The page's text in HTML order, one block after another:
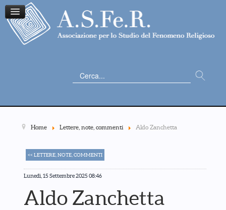
Cerca...
Home Lettere, note, commenti Aldo Zanchetta
<< LETTERE, NOTE, COMMENTI
Lunedì, 15 Settembre 2025 08:46
Aldo Zanchetta